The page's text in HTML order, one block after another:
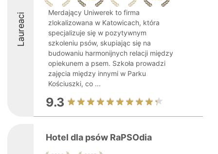
Laureaci
Merdający Uniwerek to firma
zlokalizowana w Katowicach, która
specjalizuje się w pozytywnym
szkoleniu psów, skupiając się na
budowaniu harmonijnych relacji między
opiekunem a psem. Szkoła prowadzi
zajęcia między innymi w Parku
Kościuszki, co ...
9.3
Hotel dla psów RaPSOdia